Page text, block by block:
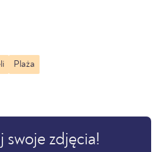
Plaża
swoje zdjęcia!